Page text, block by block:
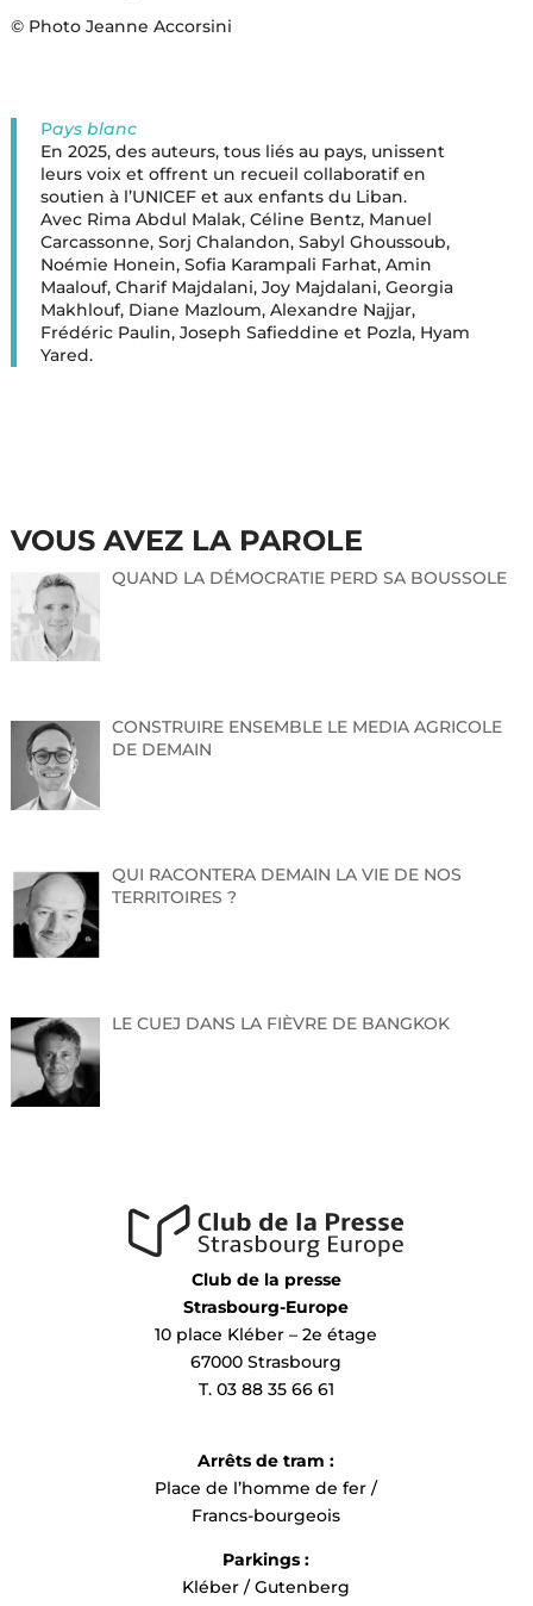
© Photo Jeanne Accorsini
Pays blanc
En 2025, des auteurs, tous liés au pays, unissent
leurs voix et offrent un recueil collaboratif en
soutien à l’UNICEF et aux enfants du Liban.
Avec Rima Abdul Malak, Céline Bentz, Manuel
Carcassonne, Sorj Chalandon, Sabyl Ghoussoub,
Noémie Honein, Sofia Karampali Farhat, Amin
Maalouf, Charif Majdalani, Joy Majdalani, Georgia
Makhlouf, Diane Mazloum, Alexandre Najjar,
Frédéric Paulin, Joseph Safieddine et Pozla, Hyam
Yared.
VOUS AVEZ LA PAROLE
QUAND LA DÉMOCRATIE PERD SA BOUSSOLE
CONSTRUIRE ENSEMBLE LE MEDIA AGRICOLE
DE DEMAIN
QUI RACONTERA DEMAIN LA VIE DE NOS
TERRITOIRES ?
LE CUEJ DANS LA FIÈVRE DE BANGKOK
Club de la presse
Strasbourg-Europe
10 place Kléber – 2e étage
67000 Strasbourg
T. 03 88 35 66 61
Arrêts de tram :
Place de l’homme de fer /
Francs-bourgeois
Parkings :
Kléber / Gutenberg